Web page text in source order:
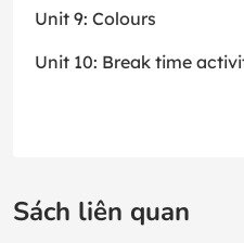
Unit 9: Colours
Unit 10: Break time
Sách liên quan